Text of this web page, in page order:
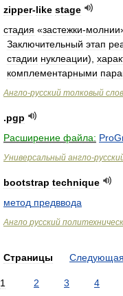
zipper-like stage
стадия «застежки-молнии
Заключительный этап
стадии нуклеации),
комплементарными
Англо-русский толковый
.pgp
Расширение файла:
Универсальный англо-
bootstrap technique
метод предввода
Англо русский
Страницы Следующая
1 2 3 4